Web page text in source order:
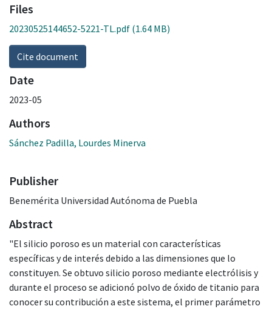
Files
20230525144652-5221-TL.pdf (1.64 MB)
Cite document
Date
2023-05
Authors
Sánchez Padilla, Lourdes Minerva
Publisher
Benemérita Universidad Autónoma de Puebla
Abstract
"El silicio poroso es un material con características
específicas y de interés debido a las dimensiones que lo
constituyen. Se obtuvo silicio poroso mediante electrólisis y
durante el proceso se adicionó polvo de óxido de titanio para
conocer su contribución a este sistema, el primer parámetro